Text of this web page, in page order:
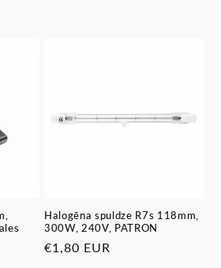
Halogēna spuldze R7s 118mm,
300W, 240V, PATRON
Parastā
€1,80 EUR